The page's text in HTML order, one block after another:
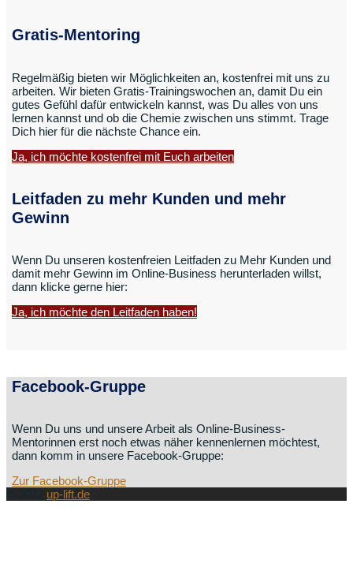
Gratis-Mentoring
Regelmäßig bieten wir Möglichkeiten an, kostenfrei mit uns zu
arbeiten. Wir bieten Gratis-Trainingswochen an, damit Du ein
gutes Gefühl dafür entwickeln kannst, was Du alles von uns
lernen kannst und ob die Chemie zwischen uns stimmt. Trage
Dich hier für die nächste Chance ein.
Ja, ich möchte kostenfrei mit Euch arbeiten
Leitfaden zu mehr Kunden und mehr
Gewinn
Wenn Du unseren kostenfreien Leitfaden zu Mehr Kunden und
damit mehr Gewinn im Online-Business herunterladen willst,
dann klicke gerne hier:
Ja, ich möchte den Leitfaden haben!
Facebook-Gruppe
Wenn Du uns und unsere Arbeit als Online-Business-
Mentorinnen erst noch etwas näher kennenlernen möchtest,
dann komm in unsere Facebook-Gruppe:
Zur Facebook-Gruppe
up-lift.de